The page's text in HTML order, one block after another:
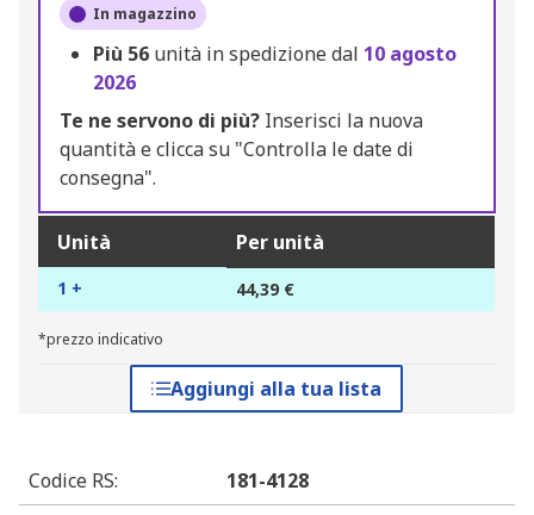
In magazzino
Più 56 unità in spedizione dal 10 agosto
2026
Te ne servono di più? Inserisci la nuova
quantità e clicca su "Controlla le date di
consegna".
Unità Per unità
1 + 44,39 €
*prezzo indicativo
Aggiungi alla tua lista
Codice RS:
181-4128